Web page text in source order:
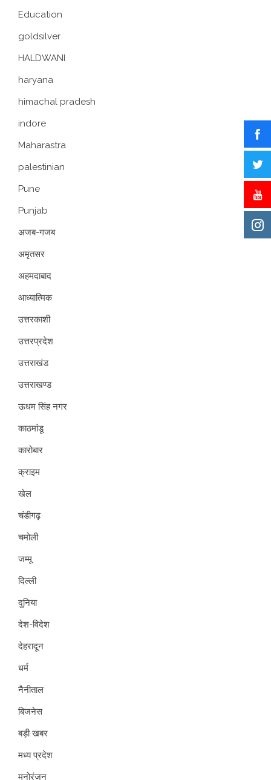
Education
goldsilver
HALDWANI
haryana
himachal pradesh
indore
Maharastra
palestinian
Pune
Punjab
अजब-गजब
अमृतसर
अहमदाबाद
आध्यात्मिक
उत्तरकाशी
उत्तरप्रदेश
उत्तराखंड
उत्तराखण्ड
ऊधम सिंह नगर
काठमांडू
कारोबार
क्राइम
खेल
चंडीगढ़
चमोली
जम्मू
दिल्ली
दुनिया
देश-विदेश
देहरादून
धर्म
नैनीताल
बिजनेस
बड़ी खबर
मध्य प्रदेश
मनोरंजन